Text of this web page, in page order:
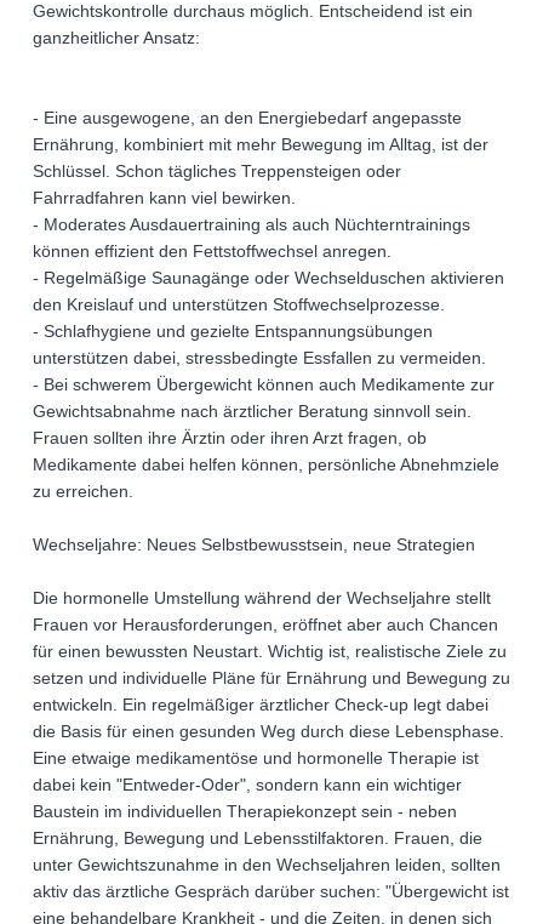
Gewichtskontrolle durchaus möglich. Entscheidend ist ein
ganzheitlicher Ansatz:
- Eine ausgewogene, an den Energiebedarf angepasste
Ernährung, kombiniert mit mehr Bewegung im Alltag, ist der
Schlüssel. Schon tägliches Treppensteigen oder
Fahrradfahren kann viel bewirken.
- Moderates Ausdauertraining als auch Nüchterntrainings
können effizient den Fettstoffwechsel anregen.
- Regelmäßige Saunagänge oder Wechselduschen aktivieren
den Kreislauf und unterstützen Stoffwechselprozesse.
- Schlafhygiene und gezielte Entspannungsübungen
unterstützen dabei, stressbedingte Essfallen zu vermeiden.
- Bei schwerem Übergewicht können auch Medikamente zur
Gewichtsabnahme nach ärztlicher Beratung sinnvoll sein.
Frauen sollten ihre Ärztin oder ihren Arzt fragen, ob
Medikamente dabei helfen können, persönliche Abnehmziele
zu erreichen.
Wechseljahre: Neues Selbstbewusstsein, neue Strategien
Die hormonelle Umstellung während der Wechseljahre stellt
Frauen vor Herausforderungen, eröffnet aber auch Chancen
für einen bewussten Neustart. Wichtig ist, realistische Ziele zu
setzen und individuelle Pläne für Ernährung und Bewegung zu
entwickeln. Ein regelmäßiger ärztlicher Check-up legt dabei
die Basis für einen gesunden Weg durch diese Lebensphase.
Eine etwaige medikamentöse und hormonelle Therapie ist
dabei kein "Entweder-Oder", sondern kann ein wichtiger
Baustein im individuellen Therapiekonzept sein - neben
Ernährung, Bewegung und Lebensstilfaktoren. Frauen, die
unter Gewichtszunahme in den Wechseljahren leiden, sollten
aktiv das ärztliche Gespräch darüber suchen: "Übergewicht ist
eine behandelbare Krankheit - und die Zeiten, in denen sich